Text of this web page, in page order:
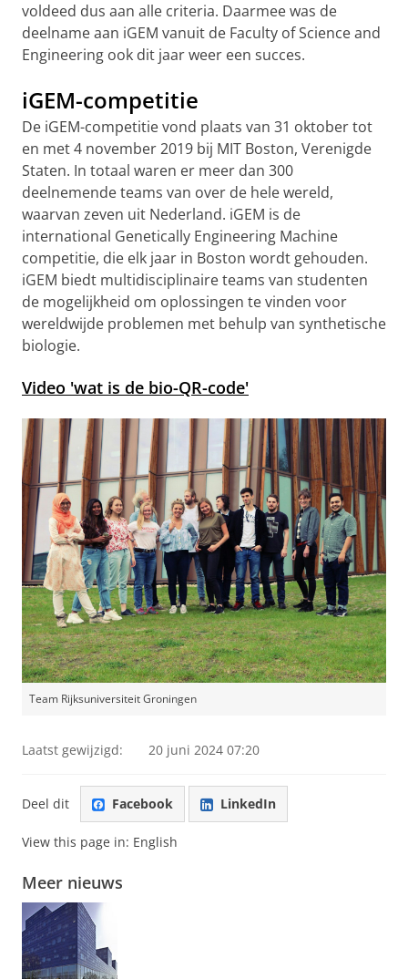
voldeed dus aan alle criteria. Daarmee was de
deelname aan iGEM vanuit de Faculty of Science and
Engineering ook dit jaar weer een succes.
iGEM-competitie
De iGEM-competitie vond plaats van 31 oktober tot
en met 4 november 2019 bij MIT Boston, Verenigde
Staten. In totaal waren er meer dan 300
deelnemende teams van over de hele wereld,
waarvan zeven uit Nederland. iGEM is de
international Genetically Engineering Machine
competitie, die elk jaar in Boston wordt gehouden.
iGEM biedt multidisciplinaire teams van studenten
de mogelijkheid om oplossingen te vinden voor
wereldwijde problemen met behulp van synthetische
biologie.
Video 'wat is de bio-QR-code'
Team Rijksuniversiteit Groningen
Laatst gewijzigd: 20 juni 2024 07:20
Deel dit Facebook LinkedIn
View this page in: English
Meer nieuws